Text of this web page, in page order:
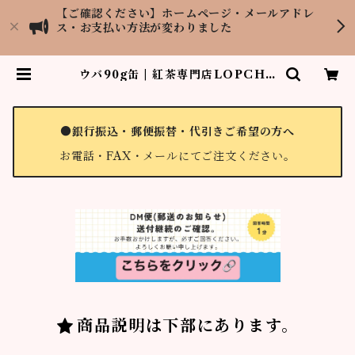
【ご確認ください】ホームページ・メールアドレ
ス・お支払い方法が変わりました
ウバ90g缶 | 紅茶専門店LOPCHU
●銀行振込・郵便振替・代引きご希望の方へ
お電話・FAX・メールにてご注文ください。
商品説明は下部にあります。